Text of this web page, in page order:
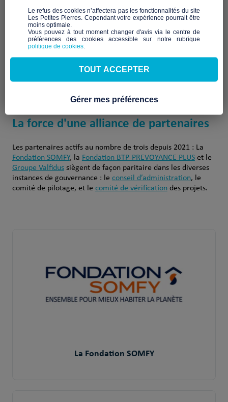
Les Petites Pierres, c’est également l’alliance d’acteurs
associatifs engagés sur le terrain et departenaires impliqués
dans le fonctionnement opérationnel du fonds et le
financement du programme d’abondement
Comment devenir partenaire
La force d'une alliance de partenaires
Les partenaires actifs au nombre de trois depuis 2021 : La
Fondation SOMFY, la Fondation BTP-PREVOYANCE PLUSet le
Groupe Valfidussiègent de façon paritaire dans les diverses
instances de gouvernance : le conseil d’administration, le
comité de pilotage, et le comité de vérificationdes projets.
La Fondation SOMFY
​Le refus des cookies n’affectera pas les fonctionnalités du site
Les Petites Pierres. Cependant votre expérience pourrait être
moins optimale.​
Vous pouvez à tout moment changer d'avis via le centre de
préférences des cookies accessible sur notre rubrique
politique de cookies
TOUT ACCEPTER
Gérer mes préférences